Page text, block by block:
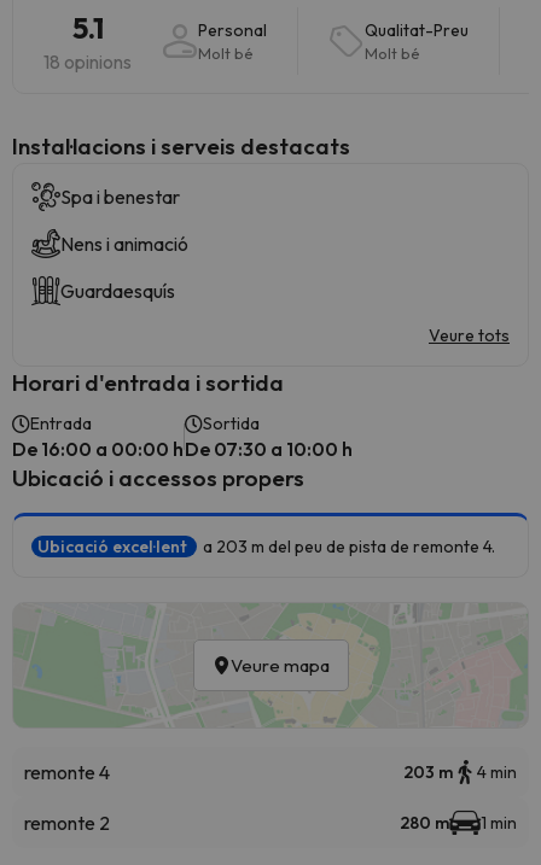
5.1
18 opinions
Personal
Molt bé
Qualitat-Preu
Molt bé
Instal·lacions i serveis destacats
Spa i benestar
Nens i animació
Guardaesquís
Veure tots
Horari d'entrada i sortida
Entrada
De 16:00 a 00:00 h
Sortida
De 07:30 a 10:00 h
Ubicació i accessos propers
Ubicació excel·lent a 203 m del peu de pista de remonte 4.
Veure mapa
remonte 4 203 m 4 min
remonte 2 280 m 1 min